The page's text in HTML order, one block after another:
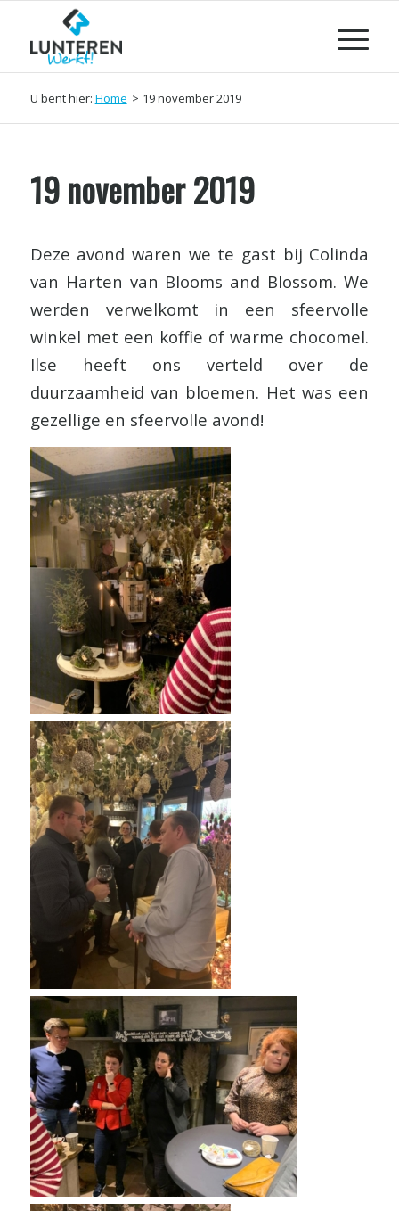
U bent hier: Home > 19 november 2019
19 november 2019
Deze avond waren we te gast bij Colinda
van Harten van Blooms and Blossom. We
werden verwelkomt in een sfeervolle
winkel met een koffie of warme chocomel.
Ilse heeft ons verteld over de
duurzaamheid van bloemen. Het was een
gezellige en sfeervolle avond!